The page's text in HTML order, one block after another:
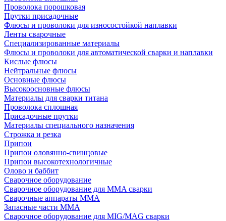
Проволока порошковая
Прутки присадочные
Флюсы и проволоки для износостойкой наплавки
Ленты сварочные
Специализированные материалы
Флюсы и проволоки для автоматической сварки и наплавки
Кислые флюсы
Нейтральные флюсы
Основные флюсы
Высокоосновные флюсы
Материалы для сварки титана
Проволока сплошная
Присадочные прутки
Материалы специального назначения
Строжка и резка
Припои
Припои оловянно-свинцовые
Припои высокотехнологичные
Олово и баббит
Сварочное оборудование
Сварочное оборудование для MMA сварки
Сварочные аппараты MMA
Запасные части MMA
Сварочное оборудование для MIG/MAG сварки